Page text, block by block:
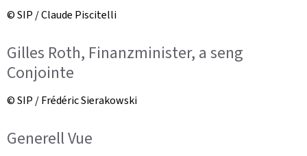
© SIP / Claude Piscitelli
Gilles Roth, Finanzminister, a seng
Conjointe
© SIP / Frédéric Sierakowski
Generell Vue